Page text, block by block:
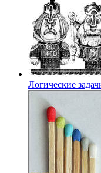
Логические